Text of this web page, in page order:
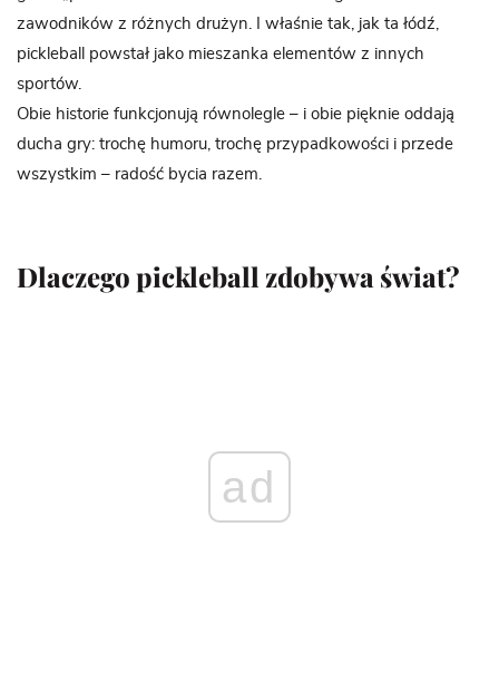
zawodników z różnych drużyn. I właśnie tak, jak ta łódź,
pickleball powstał jako mieszanka elementów z innych
sportów.
Obie historie funkcjonują równolegle – i obie pięknie oddają
ducha gry: trochę humoru, trochę przypadkowości i przede
wszystkim – radość bycia razem.
Dlaczego pickleball zdobywa świat?
ad